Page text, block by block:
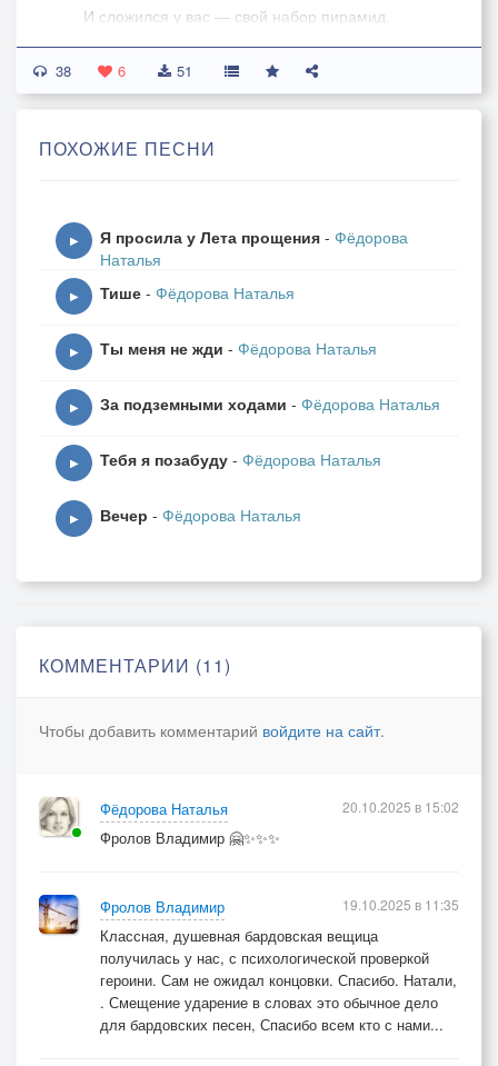
И сложился у вас — свой набор пирамид.
Чем поразить Вас? Вы ценили искусство,
Изящество линий, палитру мазка.
Больно пульсирует у виска.
И шёпот волны, и раскатистый гром.
Вы пили нектары далёкого края,
И горькую правду вкушали потом.
Чем удивить Вас? Я не буду пытаться
Я просто хочу до Вас достучаться,
38 6 51
ПОХОЖИЕ ПЕСНИ
▶ Я просила у Лета прощения - Фёдорова
Наталья
▶ Тише - Фёдорова Наталья
▶ Ты меня не жди - Фёдорова Наталья
▶ За подземными ходами - Фёдорова Наталья
▶ Тебя я позабуду - Фёдорова Наталья
▶ Вечер - Фёдорова Наталья
КОММЕНТАРИИ (11)
Чтобы добавить комментарий войдите на сайт.
Фёдорова Наталья
Фролов Владимир 🤗✨✨✨
20.10.2025 в 15:02
Фролов Владимир
Классная, душевная бардовская вещица
получилась у нас, с психологической проверкой
героини. Сам не ожидал концовки. Спасибо. Натали,
. Смещение ударение в словах это обычное дело
для бардовских песен, Спасибо всем кто с нами...
19.10.2025 в 11:35